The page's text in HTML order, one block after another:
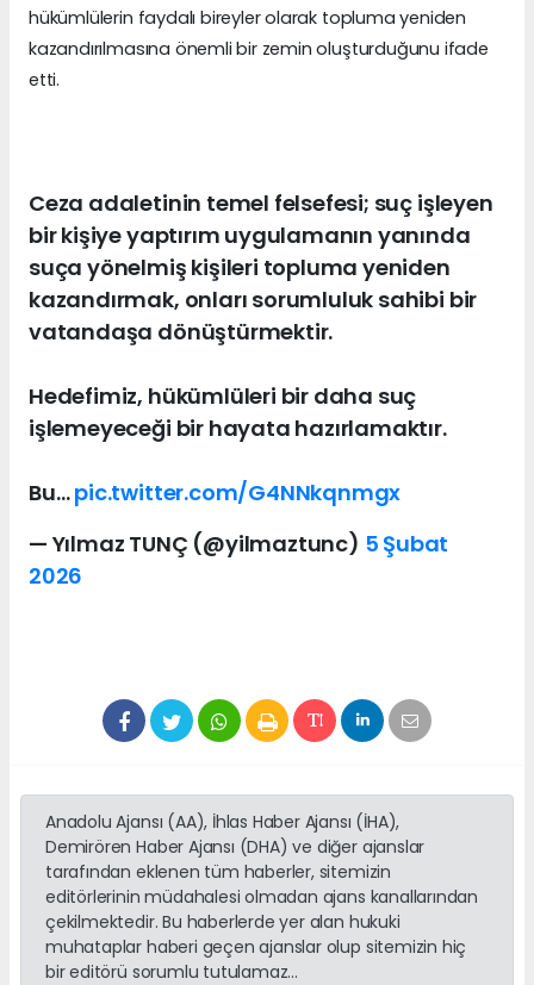
hükümlülerin faydalı bireyler olarak topluma yeniden
kazandırılmasına önemli bir zemin oluşturduğunu ifade
etti.
Ceza adaletinin temel felsefesi; suç işleyen
bir kişiye yaptırım uygulamanın yanında
suça yönelmiş kişileri topluma yeniden
kazandırmak, onları sorumluluk sahibi bir
vatandaşa dönüştürmektir.
Hedefimiz, hükümlüleri bir daha suç
işlemeyeceği bir hayata hazırlamaktır.
Bu…pic.twitter.com/G4NNkqnmgx
— Yılmaz TUNÇ (@yilmaztunc) 5 Şubat
2026
Anadolu Ajansı (AA), İhlas Haber Ajansı (İHA),
Demirören Haber Ajansı (DHA) ve diğer ajanslar
tarafından eklenen tüm haberler, sitemizin
editörlerinin müdahalesi olmadan ajans kanallarından
çekilmektedir. Bu haberlerde yer alan hukuki
muhataplar haberi geçen ajanslar olup sitemizin hiç
bir editörü sorumlu tutulamaz...